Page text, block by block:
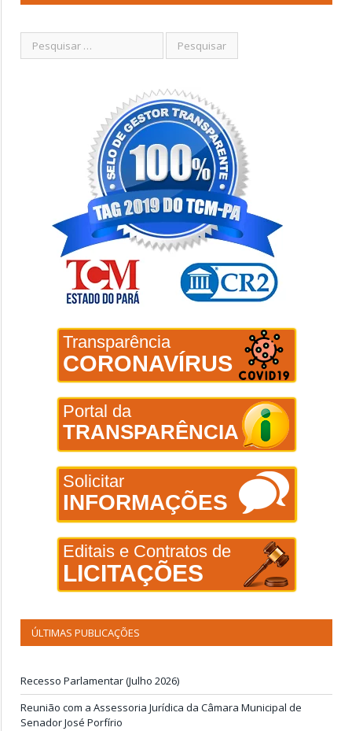
Transparência
CORONAVÍRUS
Portal da
TRANSPARÊNCIA
Solicitar
INFORMAÇÕES
Editais e Contratos de
LICITAÇÕES
ÚLTIMAS PUBLICAÇÕES
Recesso Parlamentar (Julho 2026)
Reunião com a Assessoria Jurídica da Câmara Municipal de
Senador José Porfírio